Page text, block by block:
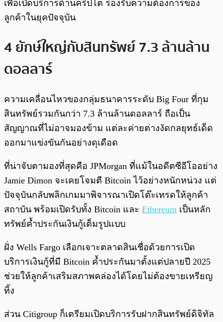
เพื่อเปิดบริการด้านคริปโต รองรับความต้องการของ
ลูกค้าในยุคปัจจุบัน
4 ยักษ์ใหญ่กับสินทรัพย์ 7.3 ล้านล้าน
ดอลลาร์
ความเคลื่อนไหวของกลุ่มธนาคารระดับ Big Four ที่กุม
สินทรัพย์รวมกันกว่า 7.3 ล้านล้านดอลลาร์ ถือเป็น
สัญญาณที่ไม่อาจมองข้าม แต่ละค่ายต่างงัดกลยุทธ์เด็ด
ออกมาแข่งขันกันอย่างดุเดือด
ที่น่าจับตามองที่สุดคือ JPMorgan ที่แม้ในอดีตซีอีโออย่าง
Jamie Dimon จะเคยโจมตี Bitcoin ไว้อย่างหนักหน่วง แต่
ปัจจุบันกลับพลิกเกมมาพิจารณาเปิดโต๊ะเทรดให้ลูกค้า
สถาบัน พร้อมเปิดรับทั้ง Bitcoin และ Ethereum เป็นหลัก
ทรัพย์ค้ำประกันเงินกู้เต็มรูปแบบ
ฝั่ง Wells Fargo เลือกเจาะตลาดสินเชื่อด้วยการเปิด
บริการเงินกู้ที่มี Bitcoin ค้ำประกันมาตั้งแต่ปลายปี 2025
ช่วยให้ลูกค้าเสริมสภาพคล่องได้โดยไม่ต้องขายเหรียญ
ทิ้ง
ส่วน Citigroup ก็เตรียมเปิดบริการรับฝากสินทรัพย์ดิจิทัล